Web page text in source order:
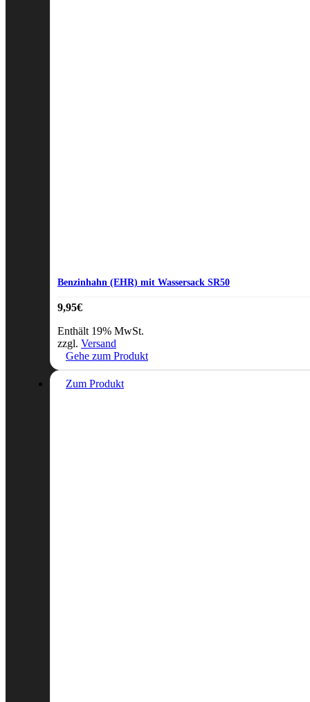
Benzinhahn (EHR) mit Wassersack SR50
9,95€
Enthält 19% MwSt.
zzgl. Versand
Gehe zum Produkt
Zum Produkt